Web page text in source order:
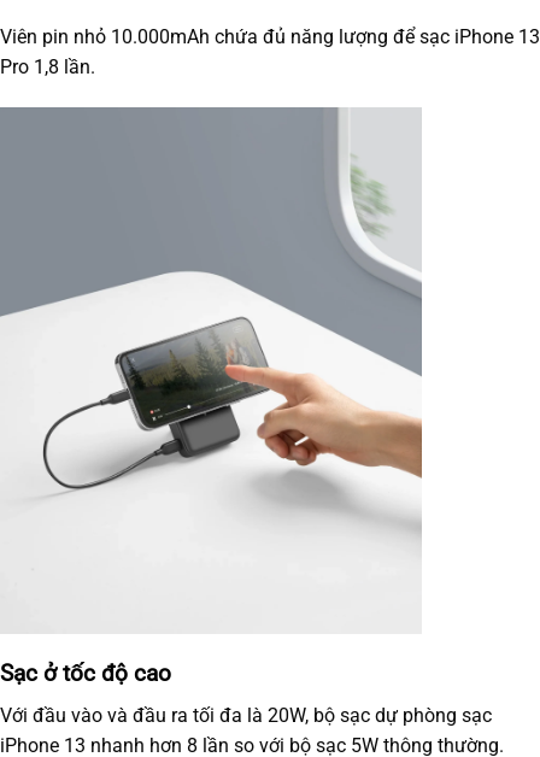
Viên pin nhỏ 10.000mAh chứa đủ năng lượng để sạc iPhone 13
Pro 1,8 lần.
Sạc ở tốc độ cao
Với đầu vào và đầu ra tối đa là 20W, bộ sạc dự phòng sạc
iPhone 13 nhanh hơn 8 lần so với bộ sạc 5W thông thường.